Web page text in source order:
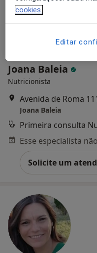
Joana Baleia
Nutricionista
Avenida de Roma
Joana Baleia
Primeira consulta
Solicite um
cookies.
Editar